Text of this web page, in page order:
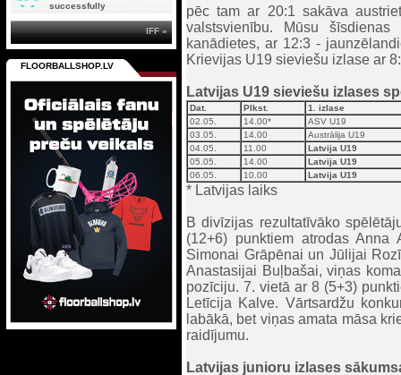
pēc tam ar 20:1 sakāva
valstsvienību. Mūsu
kanādietes, ar 12:3 -
Krievijas U19 sieviešu izlase ar
Latvijas U19 sieviešu izlases
Dat. Plkst.
1. izlase
02.05.
14.00*
ASV U19
03.05.
14.00
Austrālija U19
04.05.
11.00
Latvija U19
05.05.
14.00
Latvija U19
06.05.
10.00 Latvija U19
* Latvijas laiks
B divīzijas rezultatīvāko
(12+6) punktiem atrodas
Simonai Grāpēnai un Jūlijai
Anastasijai Buļbašai, viņas
pozīciju. 7. vietā ar 8 (5+3)
Letīcija Kalve. Vārtsardžu
labākā, bet viņas amata māsa
raidījumu.
Latvijas junioru izlases
successfully
IFF »
FLOORBALLSHOP.LV